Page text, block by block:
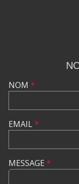
NOM *
EMAIL*
MESSAGE *